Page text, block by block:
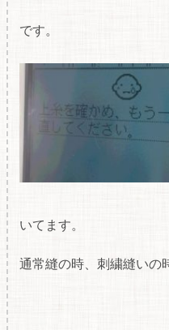
です。
いてます。
通常縫の時、刺繍縫いの